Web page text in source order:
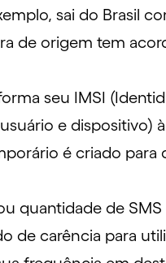
sai do Brasil
de origem tem
seu IMSI
e dispositivo)
é criado para
quantidade de SMS
de carência para